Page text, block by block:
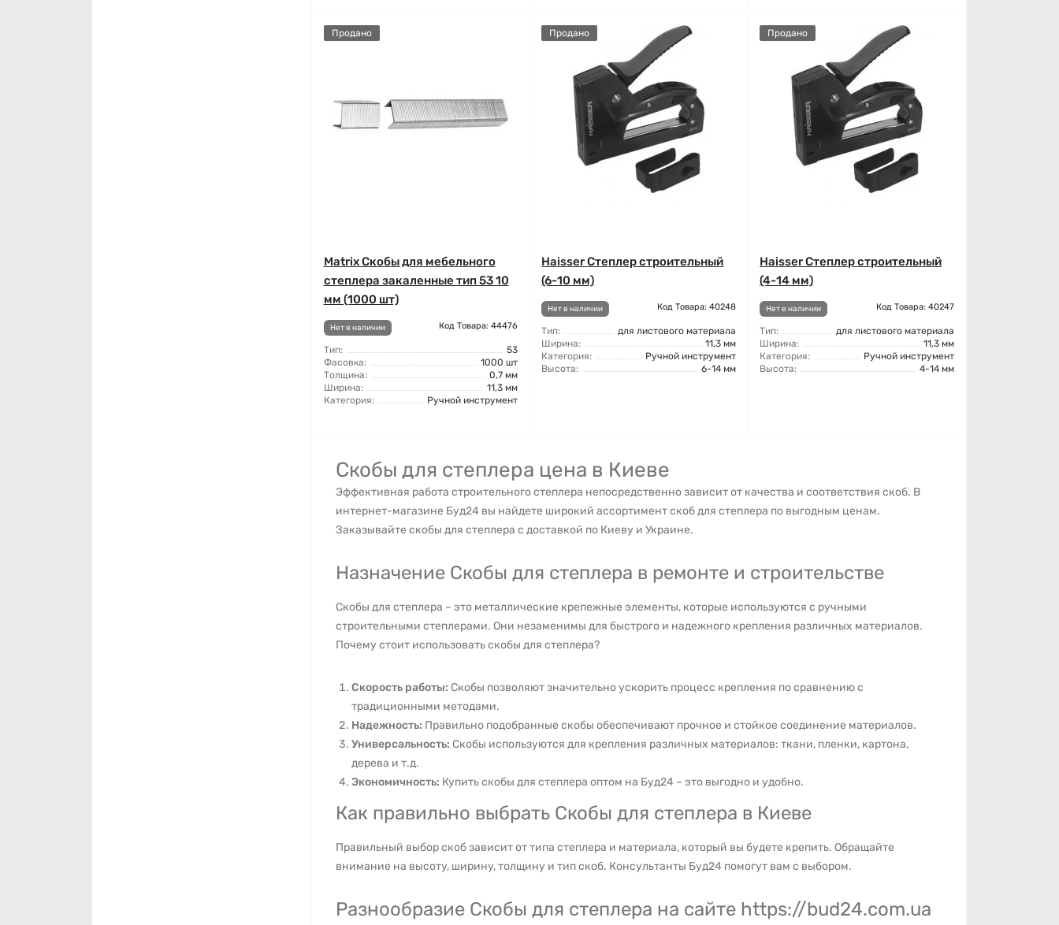
Продано
Matrix Скобы для мебельного
степлера закаленные тип 53 10
мм (1000 шт)
Нет в наличии Код Товара: 44476
Тип:
53
Фасовка:
1000 шт
Толщина:
0,7 мм
Ширина:
11,3 мм
Категория:
Ручной инструмент
Продано
Haisser Степлер строительный
(6-10 мм)
Нет в наличии Код Товара: 40248
Тип:
для листового материала
Ширина:
11,3 мм
Категория:
Ручной инструмент
Высота:
6-14 мм
Продано
Haisser Степлер строительный
(4-14 мм)
Нет в наличии Код Товара: 40247
Тип:
для листового материала
Ширина:
11,3 мм
Категория:
Ручной инструмент
Высота:
4-14 мм
Скобы для степлера цена в Киеве
Эффективная работа строительного степлера непосредственно зависит от качества и соответствия скоб. В
интернет-магазине Буд24 вы найдете широкий ассортимент скоб для степлера по выгодным ценам.
Заказывайте скобы для степлера с доставкой по Киеву и Украине.
Назначение Скобы для степлера в ремонте и строительстве
Скобы для степлера – это металлические крепежные элементы, которые используются с ручными
строительными степлерами. Они незаменимы для быстрого и надежного крепления различных материалов.
Почему стоит использовать скобы для степлера?
Скорость работы: Скобы позволяют значительно ускорить процесс крепления по сравнению с
традиционными методами.
Надежность: Правильно подобранные скобы обеспечивают прочное и стойкое соединение материалов.
Универсальность: Скобы используются для крепления различных материалов: ткани, пленки, картона,
дерева и т.д.
Экономичность: Купить скобы для степлера оптом на Буд24 – это выгодно и удобно.
Как правильно выбрать Скобы для степлера в Киеве
Правильный выбор скоб зависит от типа степлера и материала, который вы будете крепить. Обращайте
внимание на высоту, ширину, толщину и тип скоб. Консультанты Буд24 помогут вам с выбором.
Разнообразие Скобы для степлера на сайте https://bud24.com.ua